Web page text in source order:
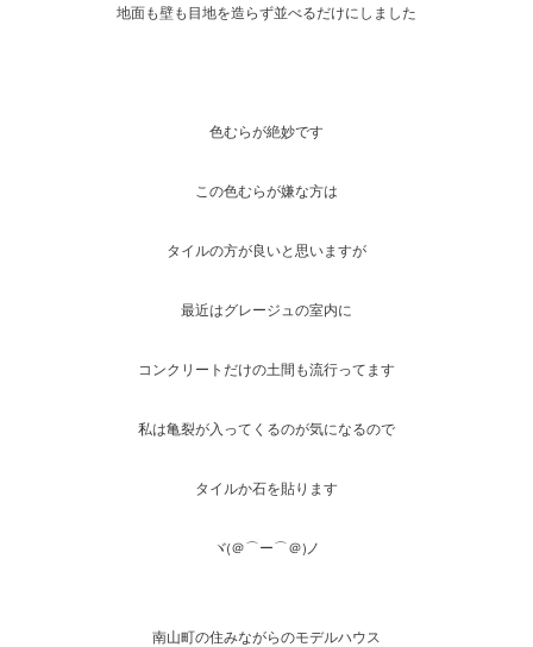
地面も壁も目地を造らず並べるだけにしました
色むらが絶妙です
この色むらが嫌な方は
タイルの方が良いと思いますが
最近はグレージュの室内に
コンクリートだけの土間も流行ってます
私は亀裂が入ってくるのが気になるので
タイルか石を貼ります
ヾ(＠⌒ー⌒＠)ノ
南山町の住みながらのモデルハウス